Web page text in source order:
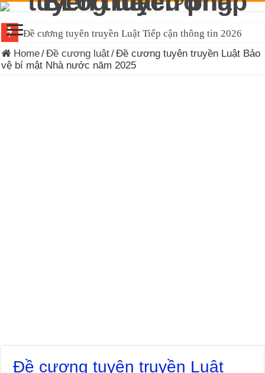
Đề cương tuyên truyền Luật Tiếp cận thông tin 2026
Home/Đề cương luật/Đề cương tuyên truyền Luật Bảo
vệ bí mật Nhà nước năm 2025
Đề cương tuyên truyền Luật